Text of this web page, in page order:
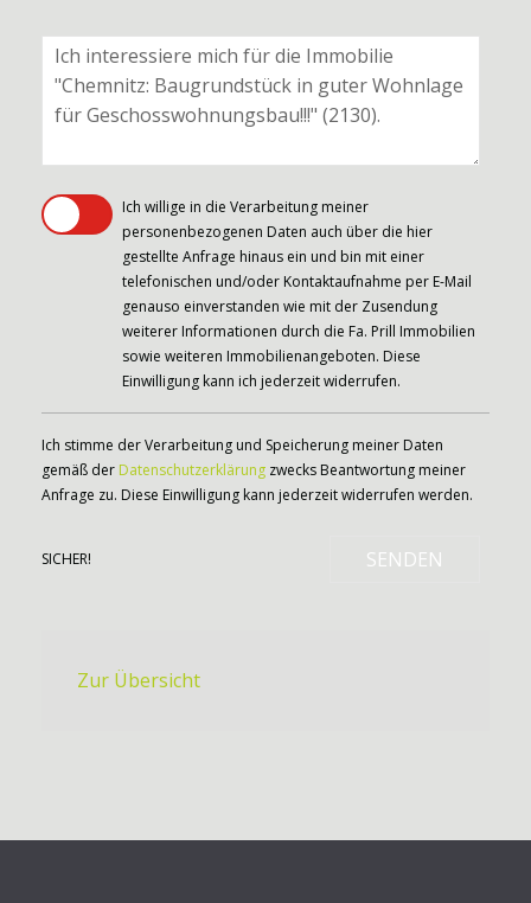
Ich willige in die Verarbeitung meiner
personenbezogenen Daten auch über die hier
gestellte Anfrage hinaus ein und bin mit einer
telefonischen und/oder Kontaktaufnahme per E-Mail
genauso einverstanden wie mit der Zusendung
weiterer Informationen durch die Fa. Prill Immobilien
sowie weiteren Immobilienangeboten. Diese
Einwilligung kann ich jederzeit widerrufen.
Ich stimme der Verarbeitung und Speicherung meiner Daten
gemäß der Datenschutzerklärung zwecks Beantwortung meiner
Anfrage zu. Diese Einwilligung kann jederzeit widerrufen werden.
SICHER! SENDEN
Zur Übersicht